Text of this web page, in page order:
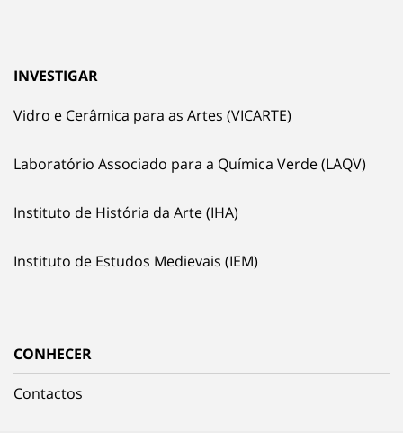
INVESTIGAR
Vidro e Cerâmica para as Artes (VICARTE)
Laboratório Associado para a Química Verde (LAQV)
Instituto de História da Arte (IHA)
Instituto de Estudos Medievais (IEM)
CONHECER
Contactos